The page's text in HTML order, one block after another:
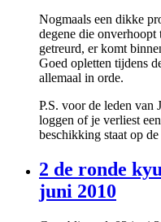
Nogmaals een dikke
degene die onverhoopt
getreurd, er komt
Goed opletten tijdens
allemaal in orde.
P.S. voor de leden van
loggen of je verliest
beschikking staat op de
2 de ronde
juni 2010